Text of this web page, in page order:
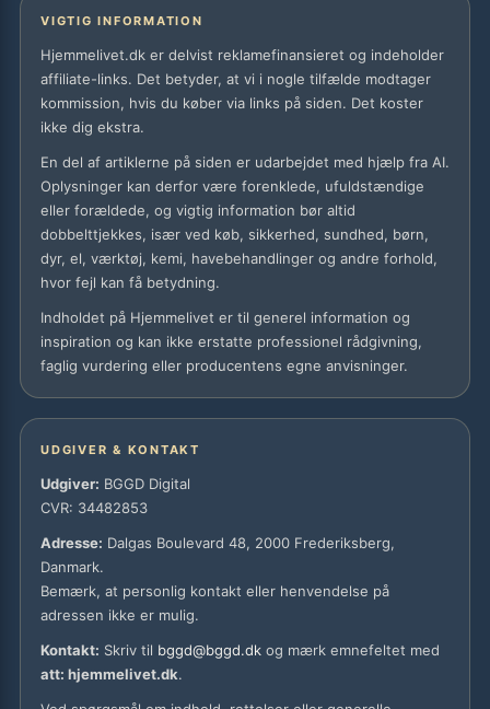
VIGTIG INFORMATION
Hjemmelivet.dk er delvist reklamefinansieret og indeholder
affiliate-links. Det betyder, at vi i nogle tilfælde modtager
kommission, hvis du køber via links på siden. Det koster
ikke dig ekstra.
En del af artiklerne på siden er udarbejdet med hjælp fra AI.
Oplysninger kan derfor være forenklede, ufuldstændige
eller forældede, og vigtig information bør altid
dobbelttjekkes, især ved køb, sikkerhed, sundhed, børn,
dyr, el, værktøj, kemi, havebehandlinger og andre forhold,
hvor fejl kan få betydning.
Indholdet på Hjemmelivet er til generel information og
inspiration og kan ikke erstatte professionel rådgivning,
faglig vurdering eller producentens egne anvisninger.
UDGIVER & KONTAKT
Udgiver: BGGD Digital
CVR: 34482853
Adresse: Dalgas Boulevard 48, 2000 Frederiksberg,
Danmark.
Bemærk, at personlig kontakt eller henvendelse på
adressen ikke er mulig.
Kontakt: Skriv til bggd@bggd.dk og mærk emnefeltet med
att: hjemmelivet.dk.